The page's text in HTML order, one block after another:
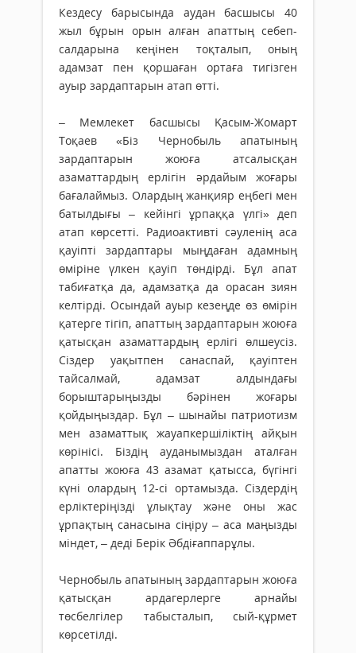
Кездесу барысында аудан басшысы 40
жыл бұрын орын алған апаттың себеп-
салдарына кеңінен тоқталып, оның
адамзат пен қоршаған ортаға тигізген
ауыр зардаптарын атап өтті.
– Мемлекет басшысы Қасым-Жомарт
Тоқаев «Біз Чернобыль апатының
зардаптарын жоюға атсалысқан
азаматтардың ерлігін әрдайым жоғары
бағалаймыз. Олардың жанқияр еңбегі мен
батылдығы – кейінгі ұрпаққа үлгі» деп
атап көрсетті. Радиоактивті сәуленің аса
қауіпті зардаптары мыңдаған адамның
өміріне үлкен қауіп төндірді. Бұл апат
табиғатқа да, адамзатқа да орасан зиян
келтірді. Осындай ауыр кезеңде өз өмірін
қатерге тігіп, апаттың зардаптарын жоюға
қатысқан азаматтардың ерлігі өлшеусіз.
Сіздер уақытпен санаспай, қауіптен
тайсалмай, адамзат алдындағы
борыштарыңызды бәрінен жоғары
қойдыңыздар. Бұл – шынайы патриотизм
мен азаматтық жауапкершіліктің айқын
көрінісі. Біздің ауданымыздан аталған
апатты жоюға 43 азамат қатысса, бүгінгі
күні олардың 12-сі ортамызда. Сіздердің
ерліктеріңізді ұлықтау және оны жас
ұрпақтың санасына сіңіру – аса маңызды
міндет, – деді Берік Әбдіғаппарұлы.
Чернобыль апатының зардаптарын жоюға
қатысқан ардагерлерге арнайы
төсбелгілер табысталып, сый-құрмет
көрсетілді.